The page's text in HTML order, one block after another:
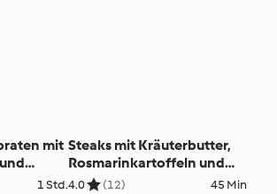
mit
1 Std.
Steaks mit Kräuterbutter,
Rosmarinkartoffeln und
Brokkoli
4.0 (12) 45 Min